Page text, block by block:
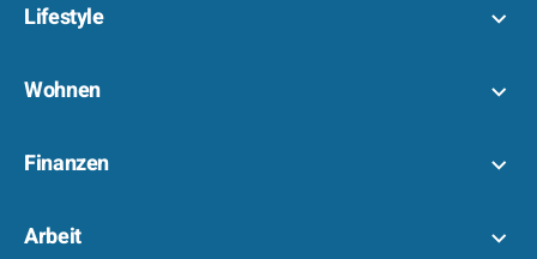
Lifestyle
Wohnen
Finanzen
Arbeit